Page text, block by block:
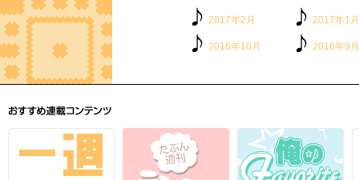
2017年2月 2017年1月
2016年10月 2016年9月